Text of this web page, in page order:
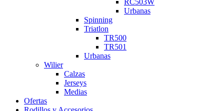
Urbanas
Spinning
Triatlon
TR500
TR501
Urbanas
Wilier
Calzas
Jerseys
Medias
Ofertas